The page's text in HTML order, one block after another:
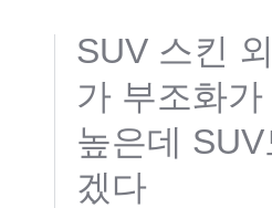
SUV 스킨
가 부조화
높은데
겠다